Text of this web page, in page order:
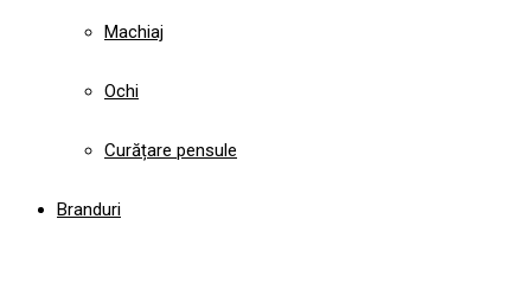
Machiaj
Ochi
Curățare pensule
Branduri